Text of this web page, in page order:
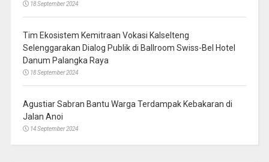
18 September 2024
Tim Ekosistem Kemitraan Vokasi Kalselteng
Selenggarakan Dialog Publik di Ballroom Swiss-Bel Hotel
Danum Palangka Raya
18 September 2024
Agustiar Sabran Bantu Warga Terdampak Kebakaran di
Jalan Anoi
14 September 2024